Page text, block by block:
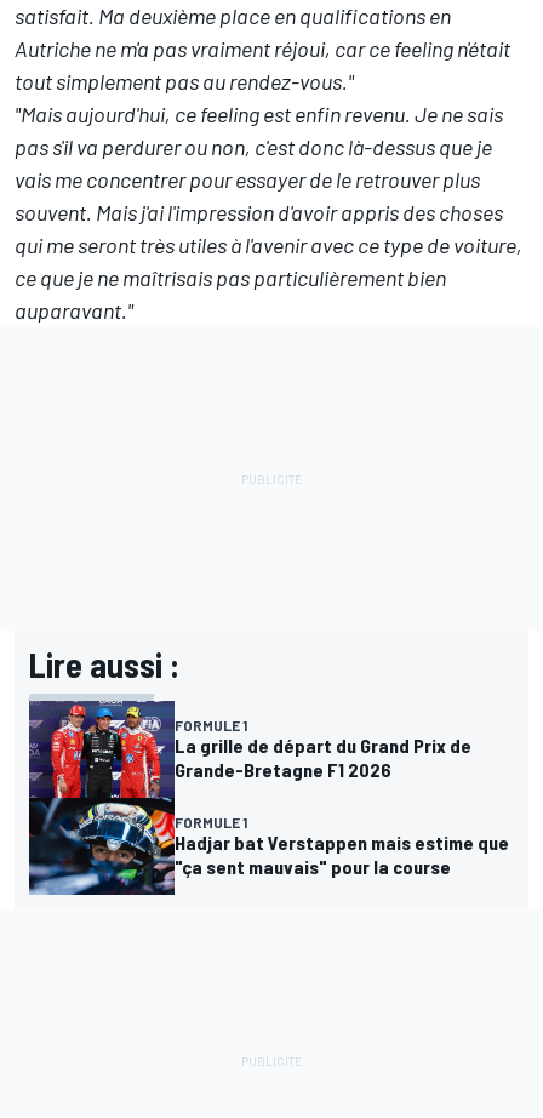
satisfait. Ma deuxième place en qualifications en
Autriche ne m'a pas vraiment réjoui, car ce feeling n'était
tout simplement pas au rendez-vous."
"Mais aujourd'hui, ce feeling est enfin revenu. Je ne sais
pas s'il va perdurer ou non, c'est donc là-dessus que je
vais me concentrer pour essayer de le retrouver plus
souvent. Mais j'ai l'impression d'avoir appris des choses
qui me seront très utiles à l'avenir avec ce type de voiture,
ce que je ne maîtrisais pas particulièrement bien
auparavant."
Lire aussi :
FORMULE 1
La grille de départ du Grand Prix de
Grande-Bretagne F1 2026
FORMULE 1
Hadjar bat Verstappen mais estime que
"ça sent mauvais" pour la course